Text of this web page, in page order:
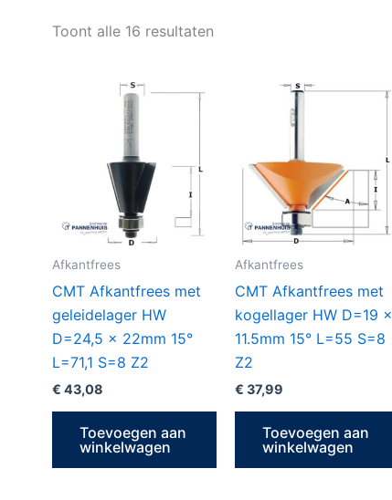
Toont alle 16 resultaten
Afkantfrees
CMT Afkantfrees met
geleidelager HW
D=24,5 x 22mm 15°
L=71,1 S=8 Z2
€ 43,08
Toevoegen aan
winkelwagen
Afkantfrees
CMT Afkantfrees met
kogellager HW D=19 x
11.5mm 15° L=55 S=8
Z2
€ 37,99
Toevoegen aan
winkelwagen